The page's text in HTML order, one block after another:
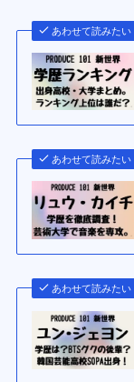
あわせて読みたい
あわせて読みたい
あわせて読みたい